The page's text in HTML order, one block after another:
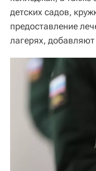
детских садов,
предоставление
лагерях, добавляют